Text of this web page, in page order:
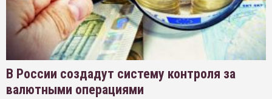
В России создадут систему контроля за
валютными операциями